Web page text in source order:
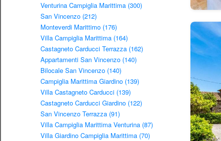
Venturina Campiglia Marittima (300)
San Vincenzo (212)
Monteverdi Marittimo (176)
Villa Campiglia Marittima (164)
Castagneto Carducci Terrazza (162)
Appartamenti San Vincenzo (140)
Bilocale San Vincenzo (140)
Campiglia Marittima Giardino (139)
Villa Castagneto Carducci (139)
Castagneto Carducci Giardino (122)
San Vincenzo Terrazza (91)
Villa Campiglia Marittima Venturina (87)
Villa Giardino Campiglia Marittima (70)